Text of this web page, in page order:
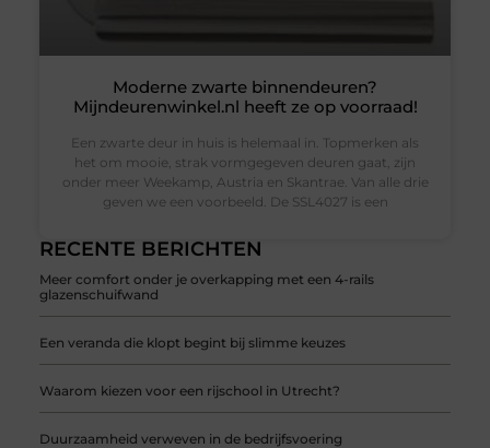
RECENTE BERICHTEN
Meer comfort onder je overkapping met een 4-rails
glazenschuifwand
Een veranda die klopt begint bij slimme keuzes
Waarom kiezen voor een rijschool in Utrecht?
Duurzaamheid verweven in de bedrijfsvoering
Moderne zwarte binnendeuren?
Mijndeurenwinkel.nl heeft ze op voorraad!
Een zwarte deur in huis is helemaal in. Topmerken als
het om mooie, strak vormgegeven deuren gaat, zijn
onder meer Weekamp, Austria en Skantrae. Van alle drie
geven we een voorbeeld. De SSL4027 is een